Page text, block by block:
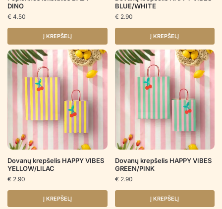
DINO
€ 4.50
Į KREPŠELĮ
BLUE/WHITE
€ 2.90
Į KREPŠELĮ
Dovanų krepšelis HAPPY VIBES
YELLOW/LILAC
€ 2.90
Į KREPŠELĮ
Dovanų krepšelis HAPPY VIBES
GREEN/PINK
€ 2.90
Į KREPŠELĮ